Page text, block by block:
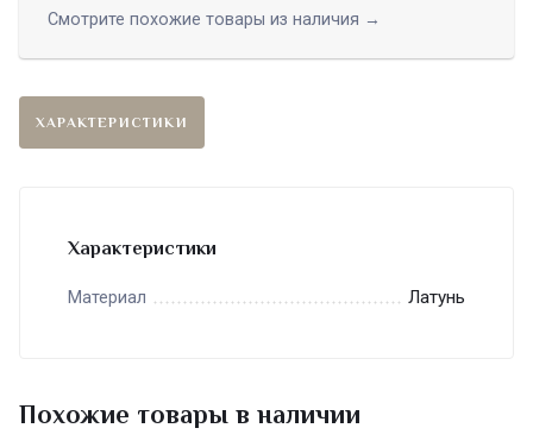
Смотрите похожие товары из наличия →
ХАРАКТЕРИСТИКИ
Характеристики
Материал Латунь
Похожие товары в наличии